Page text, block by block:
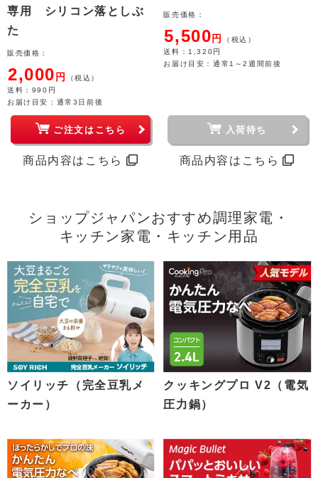
専用 シリコン落としぶ
た
販売価格：
2,000円
（税込）
送料 ：990円
お届け目安： 通常3日前後
ご注文はこちら
商品内容はこちら
販売価格：
5,500円
（税込）
送料 ：1,320円
お届け目安：通常1～2週間前後
入荷待ち
商品内容はこちら
ショップジャパンおすすめ調理家電・
キッチン家電・キッチン用品
ソイリッチ（完全豆乳メ
ーカー）
クッキングプロ V2（電気
圧力鍋）